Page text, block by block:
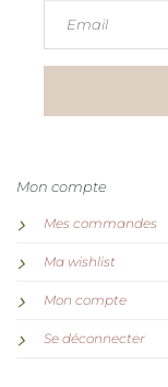
Mon compte
Mes commandes
Ma wishlist
Mon compte
Se déconnecter
Email